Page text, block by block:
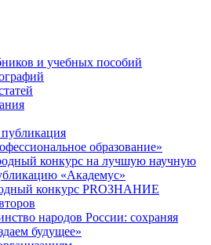
и учебных пособий
образование»
конкурс на лучшую научную
«Академус»
конкурс PROЗНАНИЕ
народов России: сохраняя
будущее»